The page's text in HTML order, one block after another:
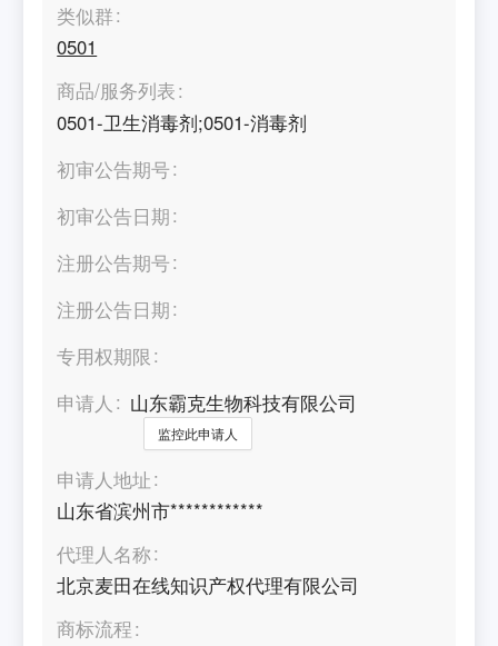
类似群
0501
商品/服务列表
0501-卫生消毒剂;0501-消毒剂
初审公告期号
初审公告日期
注册公告期号
注册公告日期
专用权期限
申请人
山东霸克生物科技有限公司
监控此申请人
申请人地址
山东省滨州市************
代理人名称
北京麦田在线知识产权代理有限公司
商标流程